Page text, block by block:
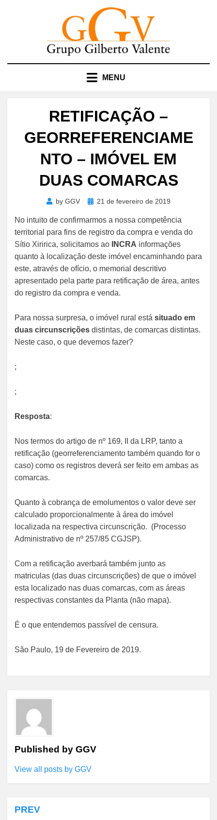
MENU
RETIFICAÇÃO –
GEORREFERENCIAME
NTO – IMÓVEL EM
DUAS COMARCAS
by GGV
Posted21 de fevereiro de 2019
No intuito de confirmarmos a nossa competência
territorial para fins de registro da compra e venda do
Sítio Xiririca, solicitamos ao
INCRA informações
quanto à localização deste imóvel encaminhando para
este, através de ofício, o memorial descritivo
apresentado pela parte para retificação de área, antes
do registro da compra e venda.
Para nossa surpresa, o imóvel rural está situado em
duas circunscrições distintas, de comarcas distintas.
Neste caso, o que devemos fazer?
;
;
Resposta:
Nos termos do artigo de nº 169, II da LRP, tanto a
retificação (georreferenciamento também quando for o
caso) como os registros deverá ser feito em ambas as
comarcas.
Quanto à cobrança de emolumentos o valor deve ser
calculado proporcionalmente à área do imóvel
localizada na respectiva circunscrição. (Processo
Administrativo de nº 257/85 CGJSP).
Com a retificação averbará também junto as
matriculas (das duas circunscrições) de que o imóvel
esta localizado nas duas comarcas, com as áreas
respectivas constantes da Planta (não mapa).
É o que entendemos passível de censura.
São Paulo, 19 de Fevereiro de 2019.
Published by GGV
View all posts by GGV
Navegação
PREV